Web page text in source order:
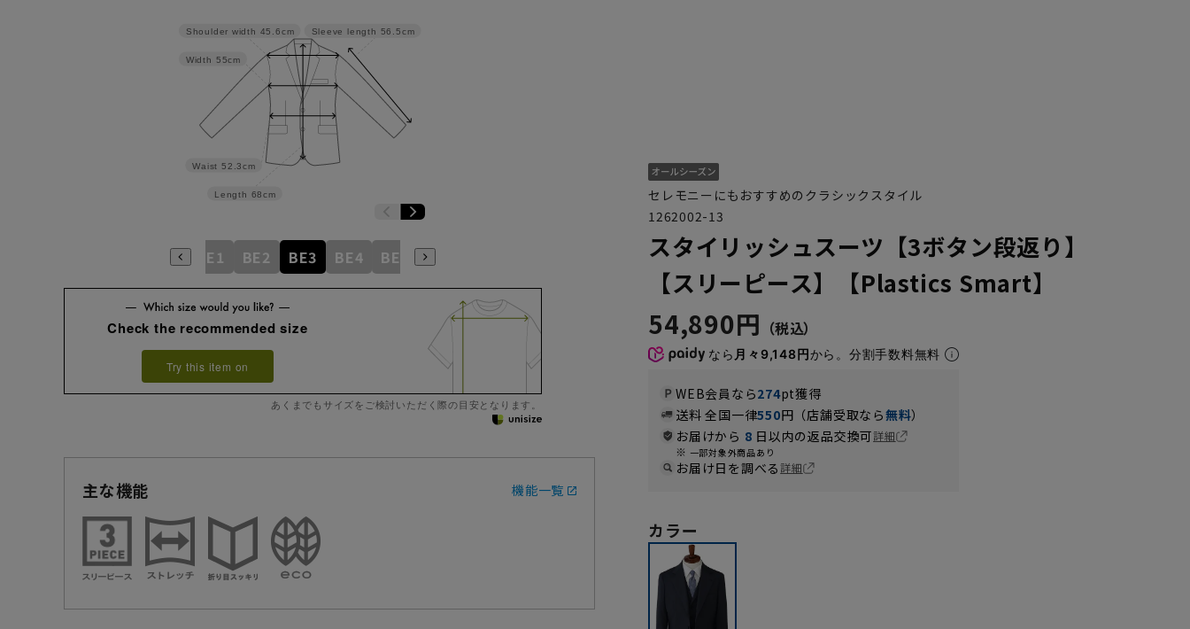
Sleeve length 56.5cm
Length 68cm
Waist 52.3cm
Width 55cm
Shoulder width 45.6cm
AB9 BE1 BE2 BE3 BE4 BE5 BE6 BE10 YA1 YA2 YA4 YA5 YA6 YA7 AB10 YA8 YA9
Check the recommended size
Try this item on
あくまでもサイズをご検討いただく際の目安となります。
主な機能 機能一覧
セレモニーにもおすすめのクラシックスタイル
1262002-13
スタイリッシュスーツ【3ボタン段返り】
【スリーピース】【Plastics Smart】
54,890円
なら 月々9,148円から。分割手数料無料
WEB会員なら274pt獲得
送料 全国一律550円（店舗受取なら無料）
お届けから 8 日以内の返品交換可詳細
一部対象外商品あり
お届け日を調べる詳細
カラー